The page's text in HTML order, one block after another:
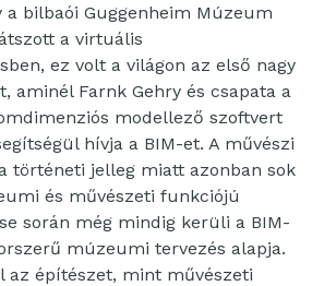
a bilbaói Guggenheim Múzeum
a virtuális
ez volt a világon az első nagy
aminél Farnk Gehry és csapata a
modellező szoftvert
hívja a BIM-et. A művészi
történeti jelleg miatt azonban sok
és művészeti funkciójú
során még mindig kerüli a BIM-
múzeumi tervezés alapja.
az építészet, mint művészeti